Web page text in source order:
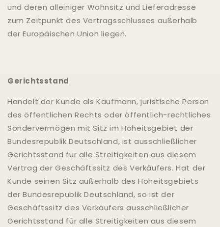
und deren alleiniger Wohnsitz und Lieferadresse
zum Zeitpunkt des Vertragsschlusses außerhalb
der Europäischen Union liegen.
Gerichtsstand
Handelt der Kunde als Kaufmann, juristische Person
des öffentlichen Rechts oder öffentlich-rechtliches
Sondervermögen mit Sitz im Hoheitsgebiet der
Bundesrepublik Deutschland, ist ausschließlicher
Gerichtsstand für alle Streitigkeiten aus diesem
Vertrag der Geschäftssitz des Verkäufers. Hat der
Kunde seinen Sitz außerhalb des Hoheitsgebiets
der Bundesrepublik Deutschland, so ist der
Geschäftssitz des Verkäufers ausschließlicher
Gerichtsstand für alle Streitigkeiten aus diesem